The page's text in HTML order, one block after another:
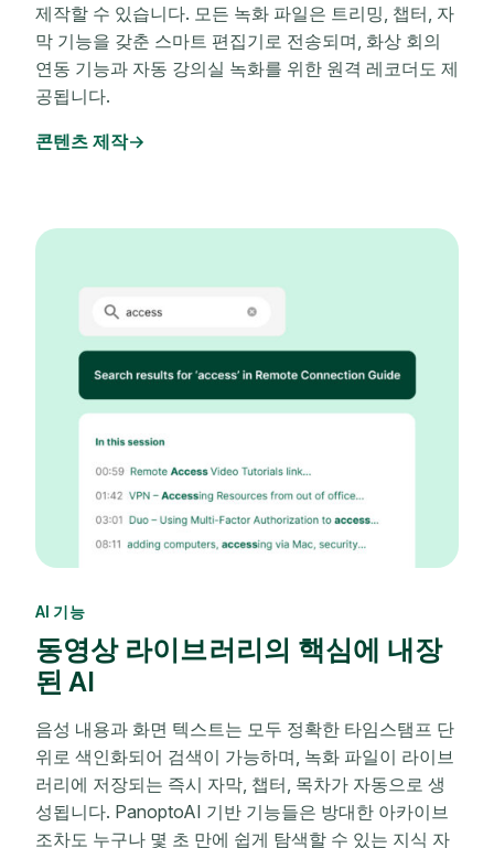
제작할 수 있습니다. 모든 녹화 파일은 트리밍, 챕터, 자
막 기능을 갖춘 스마트 편집기로 전송되며, 화상 회의
연동 기능과 자동 강의실 녹화를 위한 원격 레코더도 제
공됩니다.
콘텐츠 제작
AI 기능
동영상 라이브러리의 핵심에 내장
된 AI
음성 내용과 화면 텍스트는 모두 정확한 타임스탬프 단
위로 색인화되어 검색이 가능하며, 녹화 파일이 라이브
러리에 저장되는 즉시 자막, 챕터, 목차가 자동으로 생
성됩니다. PanoptoAI 기반 기능들은 방대한 아카이브
조차도 누구나 몇 초 만에 쉽게 탐색할 수 있는 지식 자